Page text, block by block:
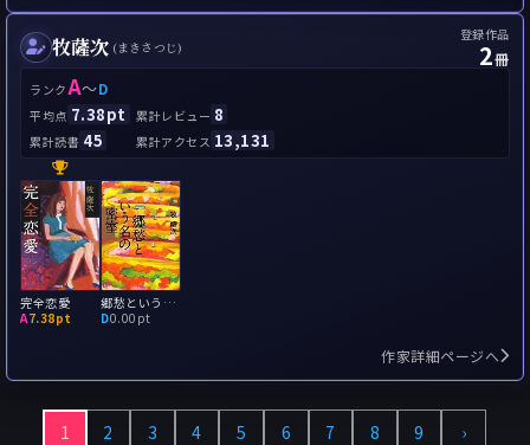
牧薩次 (まきさつじ)
登録作品
2冊
ランクA～D
平均点 7.38pt 累計レビュー 8
累計読書 45 累計アクセス 13,131
完全恋愛
A7.38pt
郷愁という名の密室
D0.00pt
作家詳細ページへ
1 2 3 4 5 6 7 8 9 ›